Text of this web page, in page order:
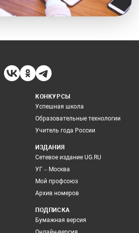
КОНКУРСЫ
Успешная школа
Образовательные технологии
Учитель года России
ИЗДАНИЯ
Сетевое издание UG.RU
УГ – Москва
Мой профсоюз
Архив номеров
ПОДПИСКА
Бумажная версия